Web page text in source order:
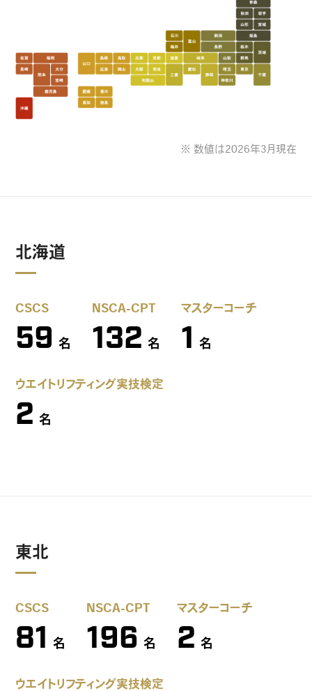
※ 数値は2026年3月現在
北海道
CSCS
59 名
NSCA-CPT
132 名
マスターコーチ
1 名
ウエイトリフティング実技検定
2 名
東北
CSCS
81 名
NSCA-CPT
196 名
マスターコーチ
2 名
ウエイトリフティング実技検定